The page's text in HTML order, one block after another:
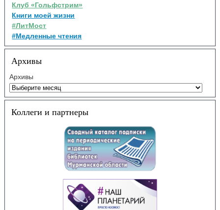
Клуб «Гольфстрим»
Книги моей жизни
#ЛитМост
#Медленные чтения
Архивы
Архивы
Коллеги и партнеры